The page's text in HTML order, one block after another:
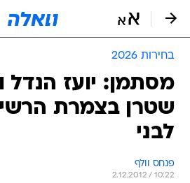
בחירות 2026
מסתמן: יועז הנדל
שטרן בצמרת
לבני
פנחס וולף
2.12.2012 / 10:22